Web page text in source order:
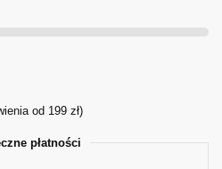
od 199 zł)
płatności